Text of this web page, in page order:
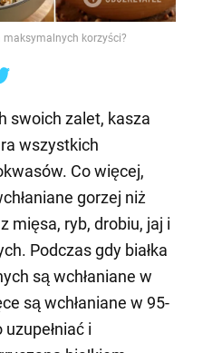
korzyści?
swoich zalet, kasza
wszystkich
Co więcej,
gorzej niż
mięsa, ryb, drobiu, jaj i
Podczas gdy białka
są wchłaniane w
są wchłaniane w 95-
i